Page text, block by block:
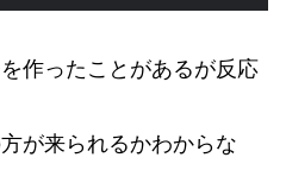
作ったことがあるが反応
が来られるかわからな